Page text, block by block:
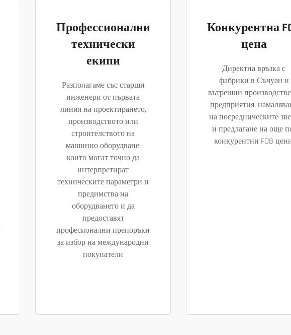
Профессионални
технически
екипи
Разполагаме със старши
инженери от първата
линия на проектирането,
производството или
строителството на
машинно оборудване,
които могат точно да
интерпретират
техническите параметри и
предимства на
оборудването и да
предоставят
професионални препоръки
за избор на международни
покупатели
Конкурентна
цена
Директна връзка с
фабрики в Съчуан и
вътрешни
предприятия,
на посредническите
и предлагане на още
конкурентни FOB